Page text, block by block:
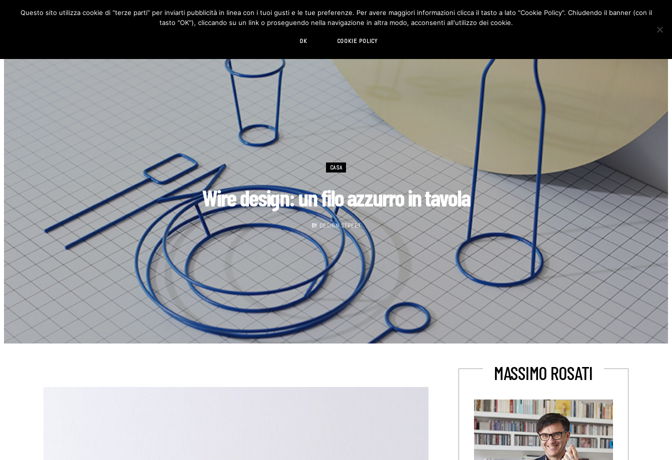
RUBRICHE DESIGN LIVING HI-TECH CHI SIAMO CONTATTI
o
g
r
d
CASA
Wire design: un filo azzurro in tavola
BY DESIGN STREET
MASSIMO ROSATI
Questo sito utilizza cookie di “terze parti” per inviarti pubblicità in linea con i tuoi gusti e le tue preferenze. Per avere maggiori informazioni clicca il tasto a lato "Cookie Policy". Chiudendo il banner (con il
tasto "OK"), cliccando su un link o proseguendo nella navigazione in altra modo, acconsenti all'utilizzo dei cookie.
OK COOKIE POLICY